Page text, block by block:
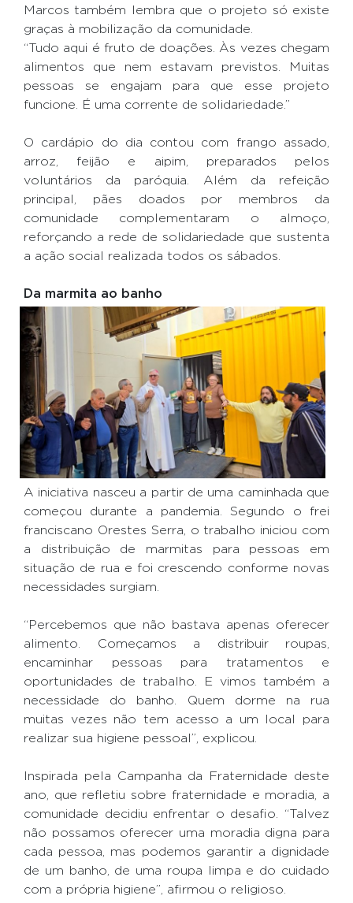
Marcos também lembra que o projeto só existe
graças à mobilização da comunidade.
“Tudo aqui é fruto de doações. Às vezes chegam
alimentos que nem estavam previstos. Muitas
pessoas se engajam para que esse projeto
funcione. É uma corrente de solidariedade.”
O cardápio do dia contou com frango assado,
arroz, feijão e aipim, preparados pelos
voluntários da paróquia. Além da refeição
principal, pães doados por membros da
comunidade complementaram o almoço,
reforçando a rede de solidariedade que sustenta
a ação social realizada todos os sábados.
Da marmita ao banho
A iniciativa nasceu a partir de uma caminhada que
começou durante a pandemia. Segundo o frei
franciscano Orestes Serra, o trabalho iniciou com
a distribuição de marmitas para pessoas em
situação de rua e foi crescendo conforme novas
necessidades surgiam.
“Percebemos que não bastava apenas oferecer
alimento. Começamos a distribuir roupas,
encaminhar pessoas para tratamentos e
oportunidades de trabalho. E vimos também a
necessidade do banho. Quem dorme na rua
muitas vezes não tem acesso a um local para
realizar sua higiene pessoal”, explicou.
Inspirada pela Campanha da Fraternidade deste
ano, que refletiu sobre fraternidade e moradia, a
comunidade decidiu enfrentar o desafio. “Talvez
não possamos oferecer uma moradia digna para
cada pessoa, mas podemos garantir a dignidade
de um banho, de uma roupa limpa e do cuidado
com a própria higiene”, afirmou o religioso.